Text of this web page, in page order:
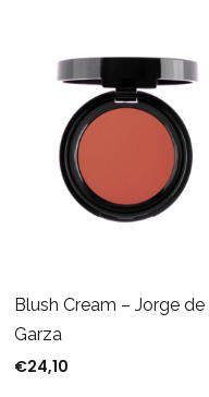
Blush Cream – Jorge de
Garza
€24,10